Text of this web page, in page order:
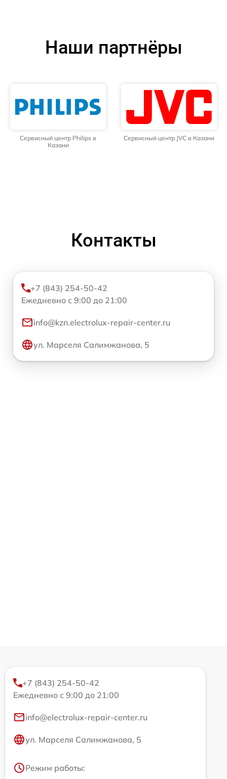
Наши партнёры
Сервисный центр Philips в
Казани
Сервисный центр JVC в Казани
Контакты
+7 (843) 254-50-42
Ежедневно с 9:00 до 21:00
info@kzn.electrolux-repair-center.ru
ул. Марселя Салимжанова, 5
+7 (843) 254-50-42
Ежедневно с 9:00 до 21:00
info@electrolux-repair-center.ru
ул. Марселя Салимжанова, 5
Режим работы: